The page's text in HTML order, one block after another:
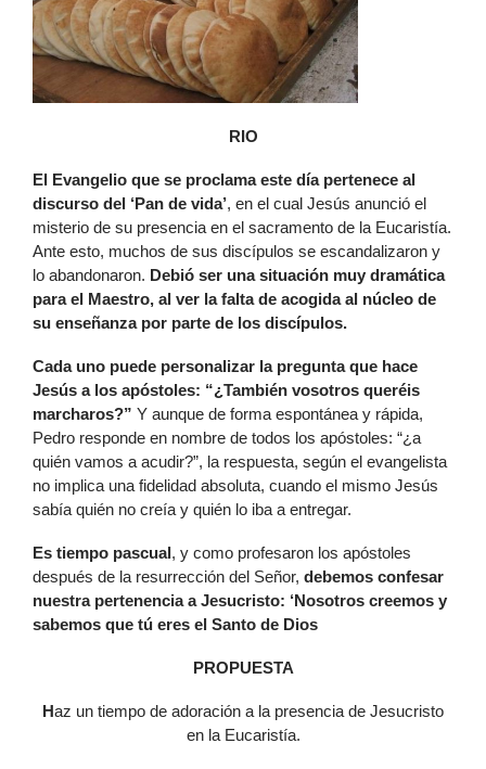
RIO
El Evangelio que se proclama este día pertenece al
discurso del ‘Pan de vida’, en el cual Jesús anunció el
misterio de su presencia en el sacramento de la Eucaristía.
Ante esto, muchos de sus discípulos se escandalizaron y
lo abandonaron. Debió ser una situación muy dramática
para el Maestro, al ver la falta de acogida al núcleo de
su enseñanza por parte de los discípulos.
Cada uno puede personalizar la pregunta que hace
Jesús a los apóstoles: “¿También vosotros queréis
marcharos?” Y aunque de forma espontánea y rápida,
Pedro responde en nombre de todos los apóstoles: “¿a
quién vamos a acudir?”, la respuesta, según el evangelista
no implica una fidelidad absoluta, cuando el mismo Jesús
sabía quién no creía y quién lo iba a entregar.
Es tiempo pascual, y como profesaron los apóstoles
después de la resurrección del Señor, debemos confesar
nuestra pertenencia a Jesucristo: ‘Nosotros creemos y
sabemos que tú eres el Santo de Dios
PROPUESTA
Haz un tiempo de adoración a la presencia de Jesucristo
en la Eucaristía.